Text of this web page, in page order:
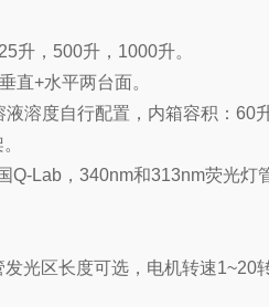
升，500升，1000升。
直+水平两台面。
溶度自行配置，内箱容积：60升
Lab，340nm和313nm荧光灯
区长度可选，电机转速1~20